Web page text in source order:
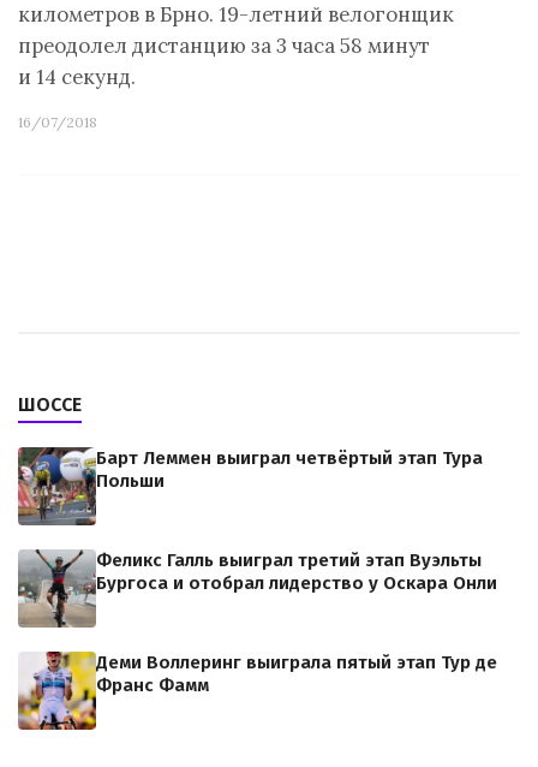
километров в Брно. 19-летний велогонщик
преодолел дистанцию за 3 часа 58 минут
и 14 секунд.
16/07/2018
ШОССЕ
Барт Леммен выиграл четвёртый этап Тура
Польши
Феликс Галль выиграл третий этап Вуэльты
Бургоса и отобрал лидерство у Оскара Онли
Деми Воллеринг выиграла пятый этап Тур де
Франс Фамм